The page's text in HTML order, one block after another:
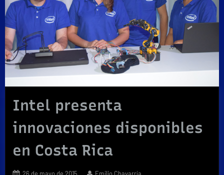
Intel presenta
innovaciones disponibles
en Costa Rica
Posted
By